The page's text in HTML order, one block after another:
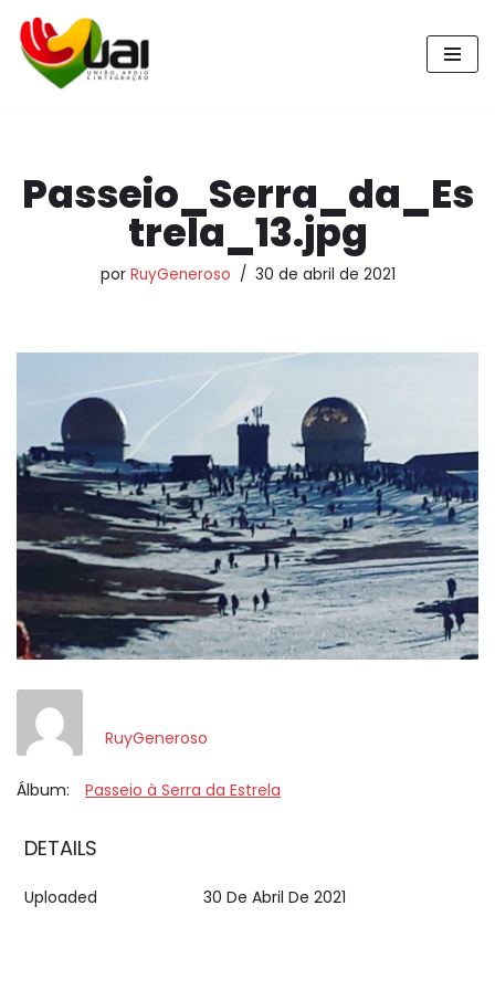
Pular
para
Passeio_Serra_da_Es
trela_13.jpg
por RuyGeneroso 30 de abril de 2021
RuyGeneroso
Álbum: Passeio à Serra da Estrela
DETAILS
Uploaded 30 De Abril De 2021